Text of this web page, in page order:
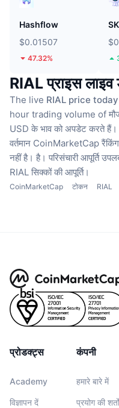
Hashflow
$0.01507
47.32%
RIAL प्राइस लाइव
The live RIAL price today
hour trading volume of
USD के भाव को अपडेट करते हैं।
वर्तमान CoinMarketCap
नहीं है। है। परिसंचारी आपूर्ति
RIAL सिक्कों की आपूर्ति।
CoinMarketCap टोकन RIAL
प्रोडक्ट्स
Academy
विज्ञापन दें
कंपनी
हमारे बारे में
प्रयोग की शर्तों